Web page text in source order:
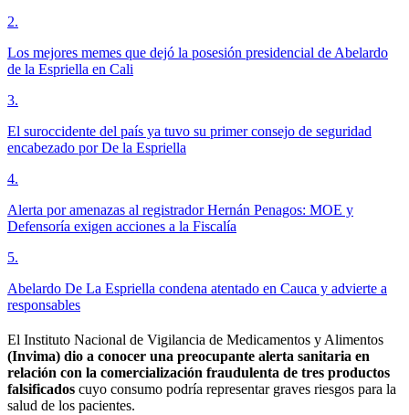
2.
Los mejores memes que dejó la posesión presidencial de Abelardo
de la Espriella en Cali
3.
El suroccidente del país ya tuvo su primer consejo de seguridad
encabezado por De la Espriella
4.
Alerta por amenazas al registrador Hernán Penagos: MOE y
Defensoría exigen acciones a la Fiscalía
5.
Abelardo De La Espriella condena atentado en Cauca y advierte a
responsables
El Instituto Nacional de Vigilancia de Medicamentos y Alimentos
(Invima) dio a conocer una preocupante alerta sanitaria en
relación con la comercialización fraudulenta de tres productos
falsificados cuyo consumo podría representar graves riesgos para la
salud de los pacientes.